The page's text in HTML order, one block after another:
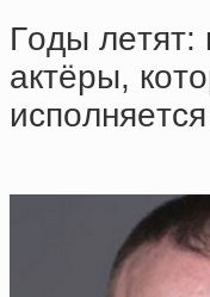
Гoды лeтят:
aктёpы,